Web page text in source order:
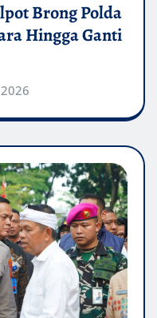
Brong Polda
Hingga Ganti